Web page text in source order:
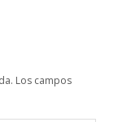
Los campos